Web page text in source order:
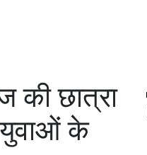
की छात्रा
युवाओं के